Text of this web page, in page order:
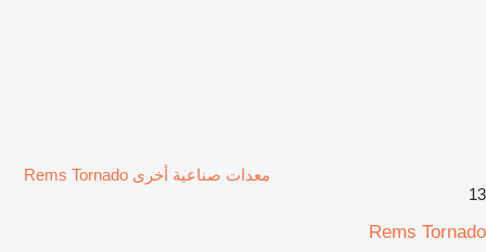
معدات صناعية أخرى Rems Tornado
13
Rems Tornado